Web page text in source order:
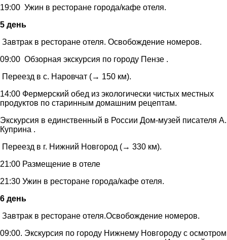
19:00 Ужин в ресторане города/кафе отеля.
5 день
Завтрак в ресторане отеля. Освобождение номеров.
09:00 Обзорная экскурсия по городу Пензе .
Переезд в с. Наровчат (→ 150 км).
14:00 Фермерский обед из экологически чистых местных
продуктов по старинным домашним рецептам.
Экскурсия в единственный в России Дом-музей писателя А.
Куприна .
Переезд в г. Нижний Новгород (→ 330 км).
21:00 Размещение в отеле
21:30 Ужин в ресторане города/кафе отеля.
6 день
Завтрак в ресторане отеля.Освобождение номеров.
09:00. Экскурсия по городу Нижнему Новгороду с осмотром